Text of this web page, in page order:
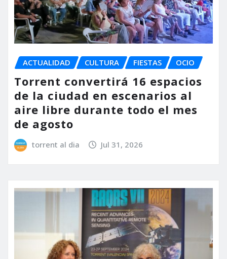
ACTUALIDAD CULTURA FIESTAS OCIO
Torrent convertirá 16 espacios
de la ciudad en escenarios al
aire libre durante todo el mes
de agosto
torrent al dia Jul 31, 2026